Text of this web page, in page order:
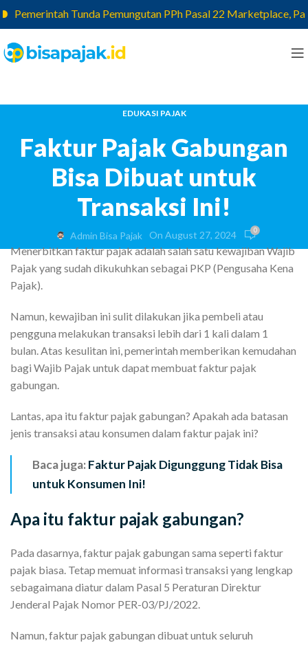
Pemerintah Tunda Pemungutan PPh Pasal 22 Marketplace,
EDUKASI PAJAK
Faktur Pajak Gabungan
Bisa Dibuat untuk
Transaksi Ini!
Admin Bisa Pajak On August 27, 2024 0
Menerbitkan faktur pajak adalah salah satu kewajiban Wajib
Pajak yang sudah dikukuhkan sebagai PKP (Pengusaha Kena
Pajak).
Namun, kewajiban ini sulit dilakukan jika pembeli atau
pengguna melakukan transaksi lebih dari 1 kali dalam 1
bulan. Atas kesulitan ini, pemerintah memberikan kemudahan
bagi Wajib Pajak untuk dapat membuat faktur pajak
gabungan.
Lantas, apa itu faktur pajak gabungan? Apakah ada batasan
jenis transaksi atau konsumen dalam faktur pajak ini?
Baca juga:Faktur Pajak Digunggung Tidak Bisa
untuk Konsumen Ini!
Apa itu faktur pajak gabungan?
Pada dasarnya, faktur pajak gabungan sama seperti faktur
pajak biasa. Tetap memuat informasi transaksi yang lengkap
sebagaimana diatur dalam Pasal 5 Peraturan Direktur
Jenderal Pajak Nomor PER-03/PJ/2022.
Namun, faktur pajak gabungan dibuat untuk seluruh